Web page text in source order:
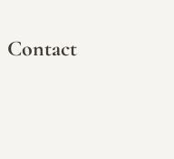
Contact